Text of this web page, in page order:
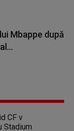
Mbappe după